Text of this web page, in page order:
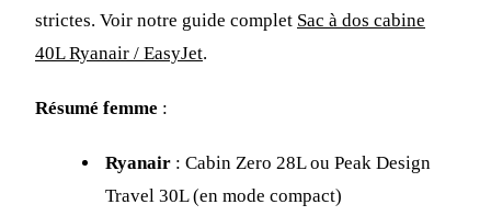
strictes. Voir notre guide complet Sac à dos cabine
40L Ryanair / EasyJet.
Résumé femme :
Ryanair : Cabin Zero 28L ou Peak Design
Travel 30L (en mode compact)